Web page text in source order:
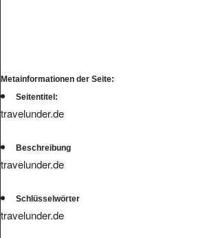
Metainformationen der Seite:
Seitentitel:
travelunder.de
Beschreibung
travelunder.de
Schlüsselwörter
travelunder.de